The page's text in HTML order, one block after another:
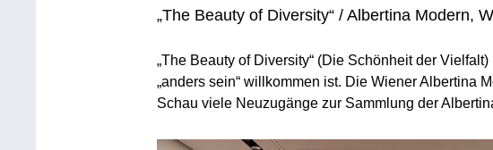
„The Beauty of Diversity“ / Albertina Modern,
„The Beauty of Diversity“ (Die Schönheit der
„anders sein“ willkommen ist. Die Wiener Albertina
Schau viele Neuzugänge zur Sammlung der